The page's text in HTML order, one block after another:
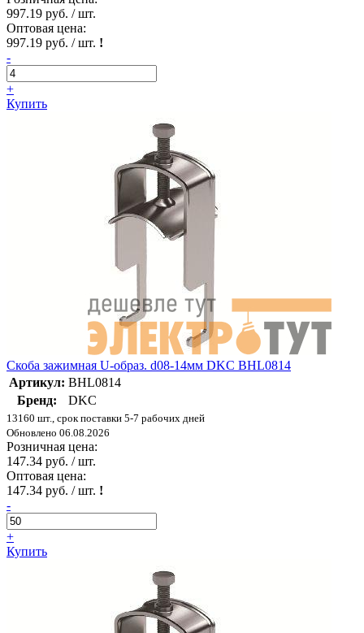
997.19 руб. / шт.
Оптовая цена:
997.19 руб. / шт. !
-
+
Купить
Скоба зажимная U-образ. d08-14мм DKC BHL0814
Артикул: BHL0814
Бренд:
DKC
13160 шт., срок поставки 5-7 рабочих дней
Обновлено 06.08.2026
Розничная цена:
147.34 руб. / шт.
Оптовая цена:
147.34 руб. / шт. !
-
+
Купить